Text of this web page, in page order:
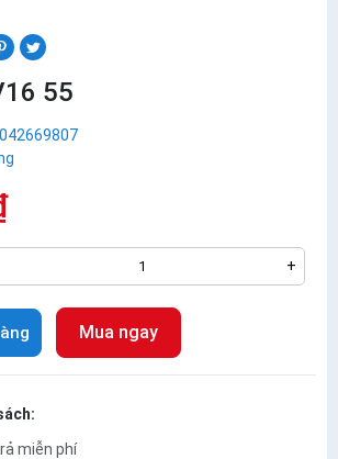
55
+
Mua ngay
miễn phí